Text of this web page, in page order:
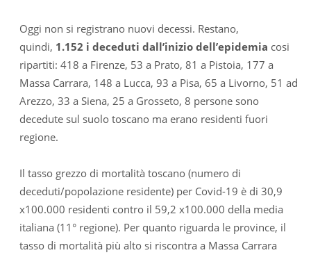
Oggi non si registrano nuovi decessi. Restano,
quindi, 1.152 i deceduti dall’inizio dell’epidemia cosi
ripartiti: 418 a Firenze, 53 a Prato, 81 a Pistoia, 177 a
Massa Carrara, 148 a Lucca, 93 a Pisa, 65 a Livorno, 51 ad
Arezzo, 33 a Siena, 25 a Grosseto, 8 persone sono
decedute sul suolo toscano ma erano residenti fuori
regione.
Il tasso grezzo di mortalità toscano (numero di
deceduti/popolazione residente) per Covid-19 è di 30,9
x100.000 residenti contro il 59,2 x100.000 della media
italiana (11° regione). Per quanto riguarda le province, il
tasso di mortalità più alto si riscontra a Massa Carrara